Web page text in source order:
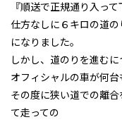
『順送で正規通り入っ
仕方なしに６キロの道
になりました。
しかし、道のりを進む
オフィシャルの車が何
その度に狭い道での離
て走っての